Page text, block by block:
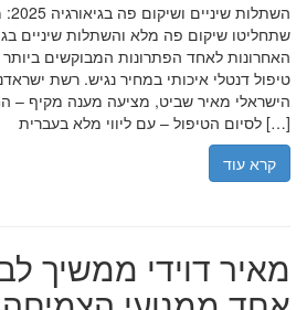
שתחליטו שיקום פה מלא והשתלות שיניים
האחרונות לאחד הפתרונות המבוקשים
טיפול דנטלי איכותי במחיר נגיש. רשת
הישראלי מאיר שביט, מציעה מענה מקיף –
לסיום הטיפול – עם ליווי מלא בעברית […]
קרא עוד
מאיר דוידי ממשיך